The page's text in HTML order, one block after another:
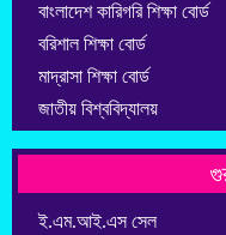
বাংলাদেশ কারিগরি শিক্ষা বোর্ড
বরিশাল শিক্ষা বোর্ড
মাদ্রাসা শিক্ষা বোর্ড
জাতীয় বিশ্ববিদ্যালয়
ই.এম.আই.এস সেল